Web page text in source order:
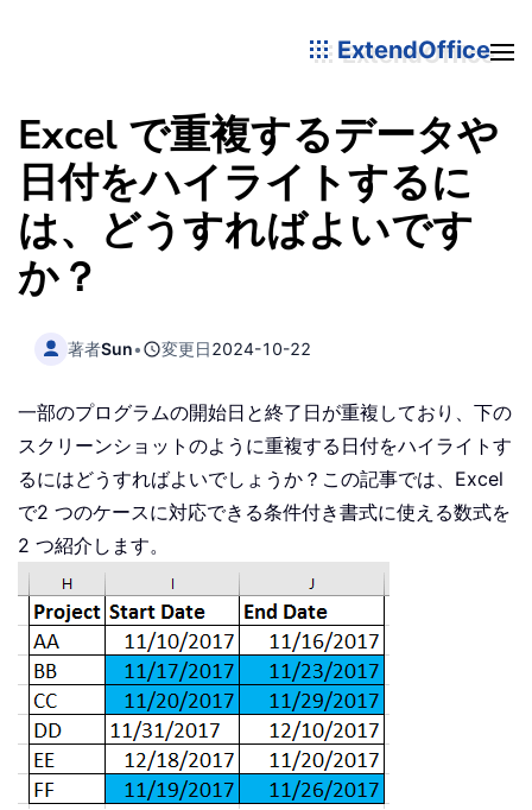
ExtendOffice
Excel で重複するデータや
日付をハイライトするに
は、どうすればよいです
か？
著者Sun• 変更日2024-10-22
一部のプログラムの開始日と終了日が重複しており、下の
スクリーンショットのように重複する日付をハイライトす
るにはどうすればよいでしょうか？この記事では、Excel
で2 つのケースに対応できる条件付き書式に使える数式を
2 つ紹介します。